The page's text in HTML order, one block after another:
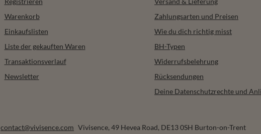
Warenkorb
Einkaufslisten
Liste der gekauften Waren
Transaktionsverlauf
Newsletter
Zahlungsarten und Preisen
Wie du dich richtig misst
BH-Typen
Widerrufsbelehrung
Rücksendungen
Deine Datenschutzrechte und
contact@vivisence.com Vivisence, 49 Hevea Road, DE13 0SH Burton-on-Trent